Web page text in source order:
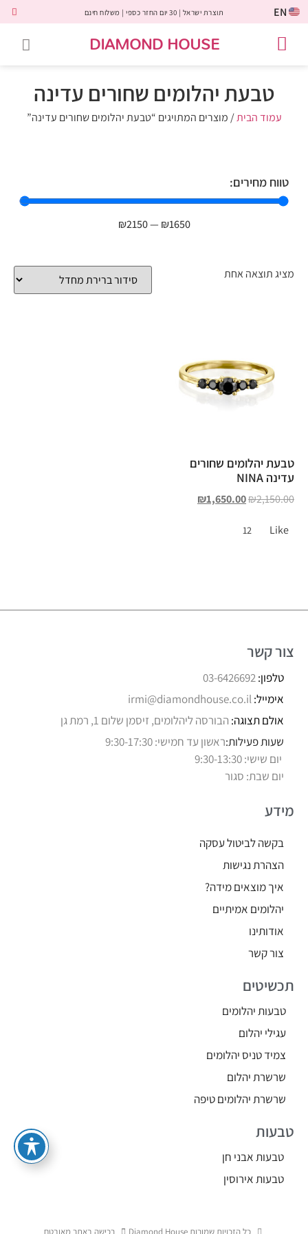
EN תוצרת ישראל | 30 יום החזר כספי | משלוח חינם
DIAMOND HOUSE
טבעת יהלומים שחורים עדינה
עמוד הבית/ מוצרים המתויגים “טבעת יהלומים שחורים עדינה”
טווח מחירים:
₪1650
—
₪2150
מציג תוצאה אחת
טבעת יהלומים שחורים
עדינה NINA
₪2,150.00
₪1,650.00
Like
12
צור קשר
טלפון:03-6426692
אימייל:irmi@diamondhouse.co.il
אולם תצוגה: הבורסה ליהלומים, זיסמן שלום 1, רמת גן
שעות פעילות:ראשון עד חמישי: 9:30-17:30
יום שישי: 9:30-13:30
יום שבת: סגור
מידע
בקשה לביטול עסקה
הצהרת נגישות
איך מוצאים מידה?
יהלומים אמיתיים
אודותינו
צור קשר
תכשיטים
טבעות יהלומים
עגילי יהלום
צמיד טניס יהלומים
שרשרת יהלום
שרשרת יהלומים טיפה
טבעות
טבעות אבני חן
טבעות אירוסין